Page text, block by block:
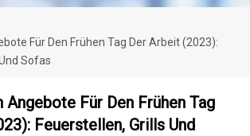
Für Den Frühen Tag Der Arbeit (2023):
Sofas
Angebote Für Den Frühen Tag
Feuerstellen, Grills Und